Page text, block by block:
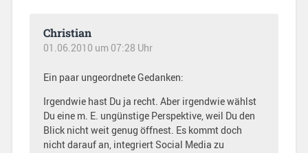
Christian
01.06.2010 um 07:28 Uhr
Ein paar ungeordnete Gedanken:
Irgendwie hast Du ja recht. Aber irgendwie wählst
Du eine m. E. ungünstige Perspektive, weil Du den
Blick nicht weit genug öffnest. Es kommt doch
nicht darauf an, integriert Social Media zu